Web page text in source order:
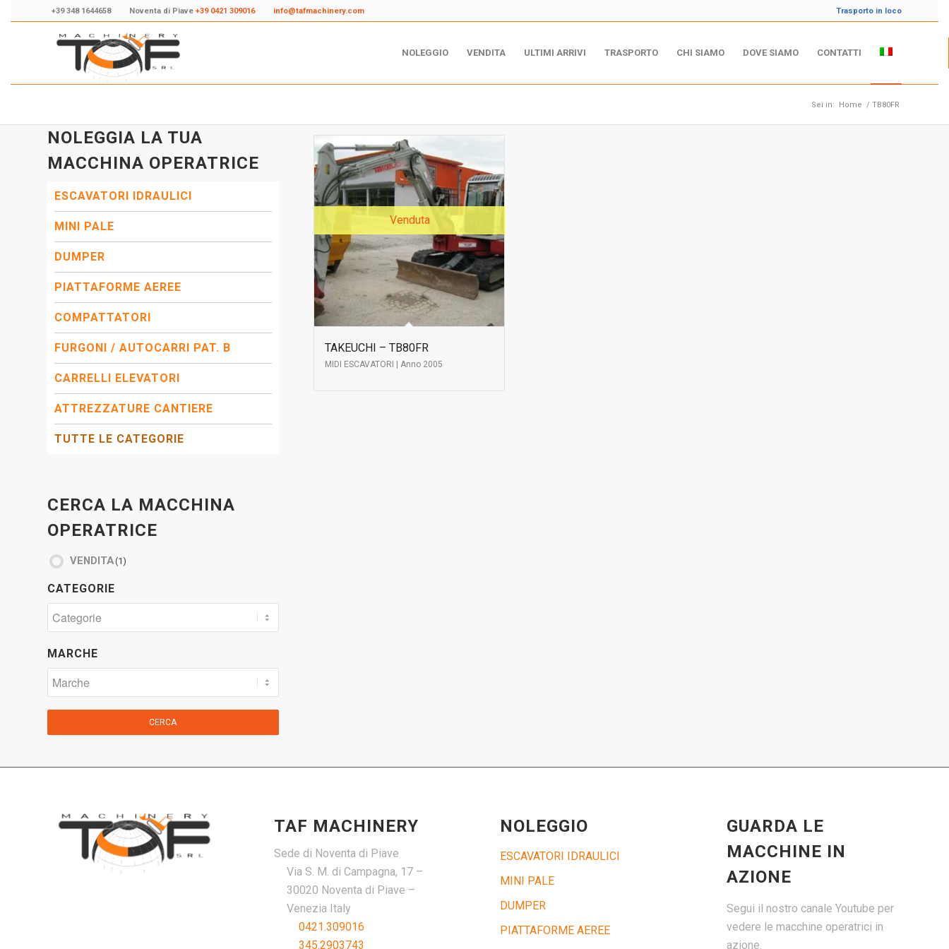
+39 348 1644658 Noventa di Piave +39 0421 309016 info@tafmachinery.com Trasporto in loco
NOLEGGIO VENDITA ULTIMI ARRIVI TRASPORTO CHI SIAMO DOVE SIAMO CONTATTI
Sei in: Home / TB80FR
Venduta
TAKEUCHI – TB80FR
MIDI ESCAVATORI | Anno 2005
NOLEGGIA LA TUA
MACCHINA OPERATRICE
ESCAVATORI IDRAULICI
MINI PALE
DUMPER
PIATTAFORME AEREE
COMPATTATORI
FURGONI / AUTOCARRI PAT. B
CARRELLI ELEVATORI
ATTREZZATURE CANTIERE
TUTTE LE CATEGORIE
CERCA LA MACCHINA
OPERATRICE
VENDITA(1)
CATEGORIE
MARCHE
CERCA
TAF MACHINERY
Sede di Noventa di Piave
Via S. M. di Campagna, 17 –
30020 Noventa di Piave –
Venezia Italy
0421.309016
345.2903743
NOLEGGIO
ESCAVATORI IDRAULICI
MINI PALE
DUMPER
PIATTAFORME AEREE
GUARDA LE
MACCHINE IN
AZIONE
Segui il nostro canale Youtube per
vedere le macchine operatrici in
azione.